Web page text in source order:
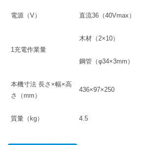
電源（V） 直流36（40Vmax）
1充電作業量
木材（2×10）
鋼管（φ34×3mm）
本機寸法 長さ×幅×高
さ（mm）
436×97×250
質量（kg） 4.5